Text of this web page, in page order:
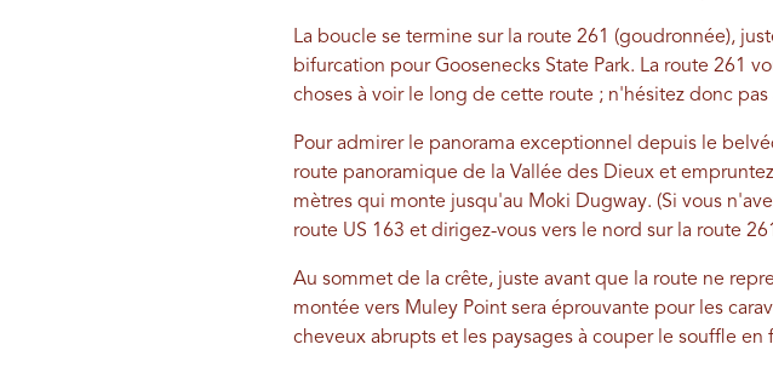
La boucle se termine sur la route 261 (goudronnée),
bifurcation pour Goosenecks State Park. La route 261
choses à voir le long de cette route ; n'hésitez donc pas
Pour admirer le panorama exceptionnel depuis le
route panoramique de la Vallée des Dieux et
mètres qui monte jusqu'au Moki Dugway. (Si vous
route US 163 et dirigez-vous vers le nord sur la route
Au sommet de la crête, juste avant que la route ne
montée vers Muley Point sera éprouvante pour les
cheveux abrupts et les paysages à couper le souffle